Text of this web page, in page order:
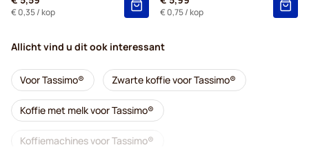
€ 0,35/ kop € 0,75/ kop
Allicht vind u dit ook interessant
Voor Tassimo® Zwarte koffie voor Tassimo®
Koffie met melk voor Tassimo®
Koffiemachines voor Tassimo®